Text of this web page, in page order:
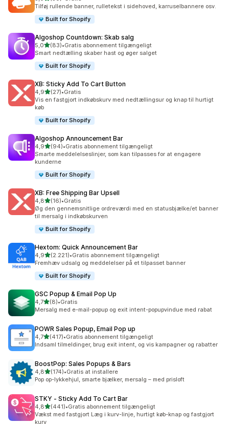
30 anmeldelser i alt
Tilføj rullende banner, rulletekst i sidehoved, karruselbannere osv.
Built for Shopify
Algoshop Countdown: Skab salg
5,0ud af 5 stjerner
(83)
83 anmeldelser i alt
•Gratis abonnement tilgængeligt
Smart nedtælling skaber hast og øger salget
Built for Shopify
XB: Sticky Add To Cart Button
4,9ud af 5 stjerner
(27)
27 anmeldelser i alt
•Gratis
Vis en fastgjort indkøbskurv med nedtællingsur og knap til hurtigt
køb
Built for Shopify
Algoshop Announcement Bar
4,9ud af 5 stjerner
(94)
94 anmeldelser i alt
•Gratis abonnement tilgængeligt
Smarte meddelelseslinjer, som kan tilpasses for at engagere
kunderne
Built for Shopify
XB: Free Shipping Bar Upsell
4,8ud af 5 stjerner
(16)
16 anmeldelser i alt
•Gratis
Øg den gennemsnitlige ordreværdi med en statusbjælke/et banner
til mersalg i indkøbskurven
Built for Shopify
Hextom: Quick Announcement Bar
4,9ud af 5 stjerner
(2.221)
2221 anmeldelser i alt
•Gratis abonnement tilgængeligt
Fremhæv udsalg og meddelelser på et tilpasset banner
Built for Shopify
GSC Popup & Email Pop Up
4,7ud af 5 stjerner
(8)
8 anmeldelser i alt
•Gratis
Mersalg med e-mail-popup og exit intent-popupvindue med rabat
POWR Sales Popup, Email Pop up
4,7ud af 5 stjerner
(417)
417 anmeldelser i alt
•Gratis abonnement tilgængeligt
Indsaml tilmeldinger, brug exit intent, og vis kampagner og rabatter
BoostPop: Sales Popups & Bars
4,8ud af 5 stjerner
(174)
174 anmeldelser i alt
•Gratis at installere
Pop op-lykkehjul, smarte bjælker, mersalg – med prisloft
STKY ‑ Sticky Add To Cart Bar
4,8ud af 5 stjerner
(441)
441 anmeldelser i alt
•Gratis abonnement tilgængeligt
Vækst med fastgjort Læg i kurv-linje, hurtigt køb-knap og fastgjort
kurv